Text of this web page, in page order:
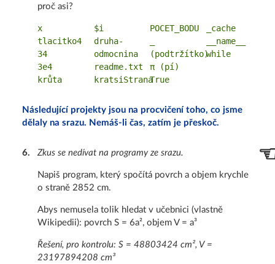
proč asi?
x
tlacitko4
34
3e4
krůta
$i
druha-
odmocnina
readme.txt
kratsiStrana
POCET_BODU
(podtržítko)
π (pí)
True
_cache
__name__
while
Následující projekty jsou na procvičení toho, co jsme
dělaly na srazu. Nemáš-li čas, zatím je přeskoč.
6. Zkus se nedívat na programy ze srazu.
Napiš program, který spočítá povrch a objem krychle
o straně 2852 cm.
Abys nemusela tolik hledat v učebnici (vlastně
Wikipedii): povrch S = 6a², objem V = a³
Řešení, pro kontrolu: S = 48803424 cm², V =
23197894208 cm³